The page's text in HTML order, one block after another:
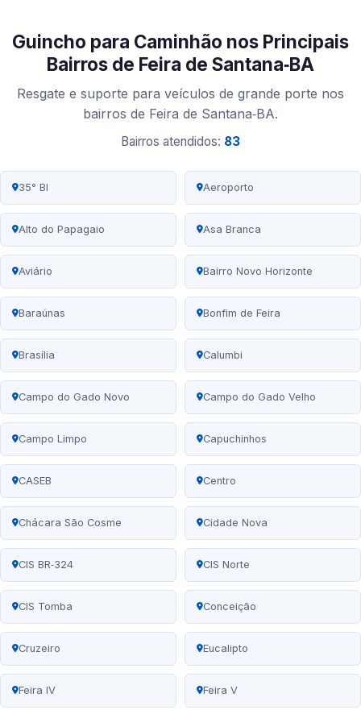
Guincho para Caminhão nos Principais
Bairros de Feira de Santana‑BA
Resgate e suporte para veículos de grande porte nos
bairros de Feira de Santana‑BA.
Bairros atendidos: 83
35° BI Aeroporto
Alto do Papagaio Asa Branca
Aviário Bairro Novo Horizonte
Baraúnas Bonfim de Feira
Brasília Calumbi
Campo do Gado Novo Campo do Gado Velho
Campo Limpo Capuchinhos
CASEB Centro
Chácara São Cosme Cidade Nova
CIS BR‑324 CIS Norte
CIS Tomba Conceição
Cruzeiro Eucalipto
Feira IV Feira V